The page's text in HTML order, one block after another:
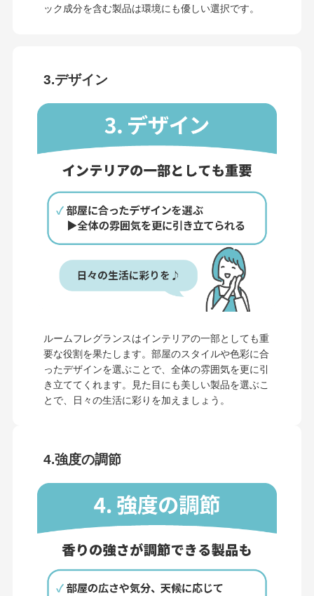
ック成分を含む製品は環境にも優しい選択です。
3.デザイン
ルームフレグランスはインテリアの一部としても重
要な役割を果たします。部屋のスタイルや色彩に合
ったデザインを選ぶことで、全体の雰囲気を更に引
き立ててくれます。見た目にも美しい製品を選ぶこ
とで、日々の生活に彩りを加えましょう。
4.強度の調節